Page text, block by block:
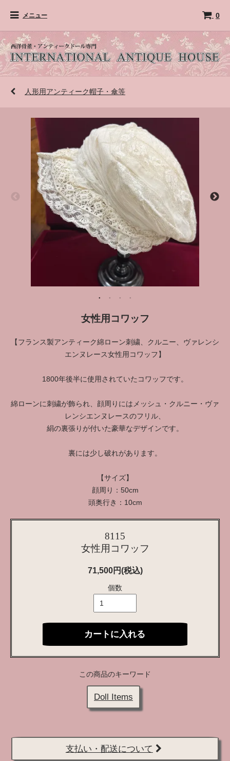
メニュー 0
人形用アンティーク帽子・傘等
女性用コワッフ
【フランス製アンティーク綿ローン刺繍、クルニー、ヴァレンシ
エンヌレース女性用コワッフ】
1800年後半に使用されていたコワッフです。
綿ローンに刺繍が飾られ、顔周りにはメッシュ・クルニー・ヴァ
レンシエンヌレースのフリル、
絹の裏張りが付いた豪華なデザインです。
裏には少し破れがあります。
【サイズ】
顔周り：50cm
頭奥行き：10cm
8115
女性用コワッフ
71,500円(税込)
個数
カートに入れる
この商品のキーワード
Doll Items
支払い・配送について